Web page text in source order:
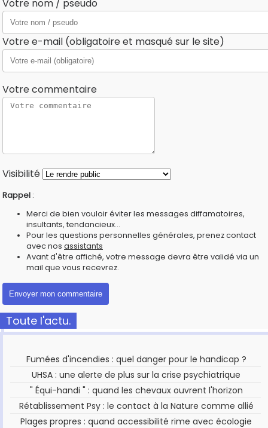
Votre nom / pseudo
Votre e-mail (obligatoire et masqué sur le site)
Votre commentaire
Visibilité
Rappel :
Merci de bien vouloir éviter les messages diffamatoires,
insultants, tendancieux...
Pour les questions personnelles générales, prenez contact
avec nos assistants
Avant d'être affiché, votre message devra être validé via un
mail que vous recevrez.
Toute l'actu.
Fumées d'incendies : quel danger pour le handicap ?
UHSA : une alerte de plus sur la crise psychiatrique
" Équi-handi " : quand les chevaux ouvrent l'horizon
Rétablissement Psy : le contact à la Nature comme allié
Plages propres : quand accessibilité rime avec écologie